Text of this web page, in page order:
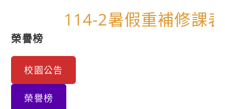
114-2暑假重補修課表
榮譽榜
校園公告
榮譽榜